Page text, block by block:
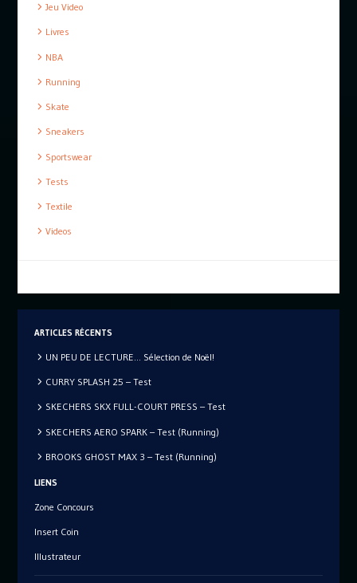
Jeu Video
Livres
NBA
Running
Skate
Sneakers
Sportswear
Tests
Textile
Videos
ARTICLES RÉCENTS
UN PEU DE LECTURE… Sélection de Noël!
CURRY SPLASH 25 – Test
SKECHERS SKX FULL-COURT PRESS – Test
SKECHERS AERO SPARK – Test (Running)
BROOKS GHOST MAX 3 – Test (Running)
LIENS
Zone Concours
Insert Coin
Illustrateur